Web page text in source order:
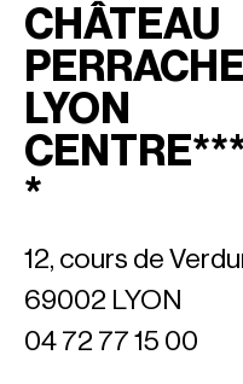
CHÂTEAU
PERRACHE
LYON
*
12, cours de
69002 LYON
04 72 77 15 00